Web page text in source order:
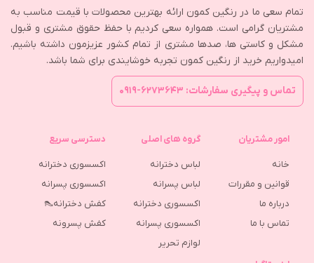
تمام سعی ما در رنگین کمون ارائه بهترین محصولات با قیمت مناسب به
مشتریان گرامی است. همواره سعی کردیم با حفظ حقوق مشتری و قبول
مشکل و کاستی ها، صدها مشتری از تمام کشور عزیزمون داشته باشیم.
امیدواریم خرید از رنگین کمون تجربه خوشایندی برای شما باشد.
تماس و پیگیری سفارشات: ۶۲۷۳۶۴۳-۰۹۱۹
امور مشتریان
خانه
قوانین و مقررات
درباره ما
تماس با ما
گروه های اصلی
لباس دخترانه
لباس پسرانه
اکسسوری دخترانه
اکسسوری پسرانه
لوازم تحریر
دسترسی سریع
اکسسوری دخترانه
اکسسوری پسرانه
کفش دخترانه👠
كفش پسرونه